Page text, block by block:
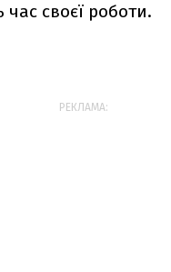
своєї роботи.
РЕКЛАМА: